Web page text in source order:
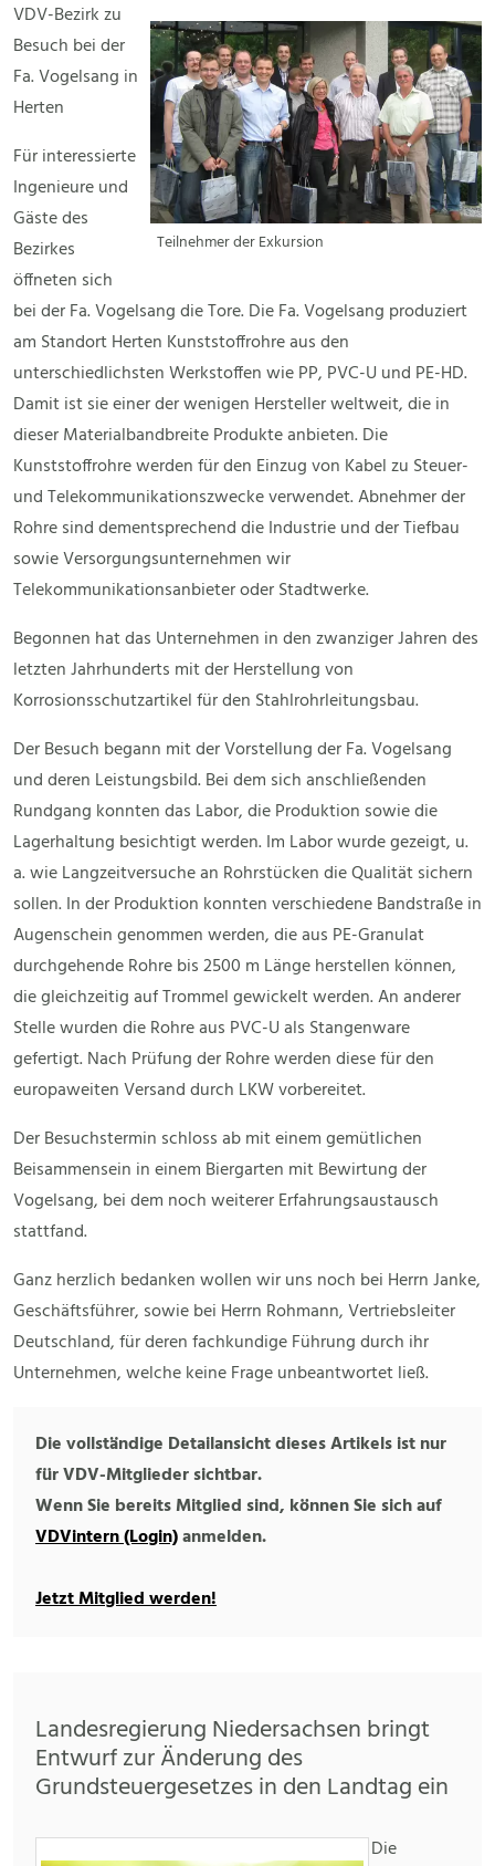
Teilnehmer der Exkursion
VDV-Bezirk zu
Besuch bei der
Fa. Vogelsang in
Herten
Für interessierte
Ingenieure und
Gäste des
Bezirkes
öffneten sich
bei der Fa. Vogelsang die Tore. Die Fa. Vogelsang produziert
am Standort Herten Kunststoffrohre aus den
unterschiedlichsten Werkstoffen wie PP, PVC-U und PE-HD.
Damit ist sie einer der wenigen Hersteller weltweit, die in
dieser Materialbandbreite Produkte anbieten. Die
Kunststoffrohre werden für den Einzug von Kabel zu Steuer-
und Telekommunikationszwecke verwendet. Abnehmer der
Rohre sind dementsprechend die Industrie und der Tiefbau
sowie Versorgungsunternehmen wir
Telekommunikationsanbieter oder Stadtwerke.
Begonnen hat das Unternehmen in den zwanziger Jahren des
letzten Jahrhunderts mit der Herstellung von
Korrosionsschutzartikel für den Stahlrohrleitungsbau.
Der Besuch begann mit der Vorstellung der Fa. Vogelsang
und deren Leistungsbild. Bei dem sich anschließenden
Rundgang konnten das Labor, die Produktion sowie die
Lagerhaltung besichtigt werden. Im Labor wurde gezeigt, u.
a. wie Langzeitversuche an Rohrstücken die Qualität sichern
sollen. In der Produktion konnten verschiedene Bandstraße in
Augenschein genommen werden, die aus PE-Granulat
durchgehende Rohre bis 2500 m Länge herstellen können,
die gleichzeitig auf Trommel gewickelt werden. An anderer
Stelle wurden die Rohre aus PVC-U als Stangenware
gefertigt. Nach Prüfung der Rohre werden diese für den
europaweiten Versand durch LKW vorbereitet.
Der Besuchstermin schloss ab mit einem gemütlichen
Beisammensein in einem Biergarten mit Bewirtung der
Vogelsang, bei dem noch weiterer Erfahrungsaustausch
stattfand.
Ganz herzlich bedanken wollen wir uns noch bei Herrn Janke,
Geschäftsführer, sowie bei Herrn Rohmann, Vertriebsleiter
Deutschland, für deren fachkundige Führung durch ihr
Unternehmen, welche keine Frage unbeantwortet ließ.
Die vollständige Detailansicht dieses Artikels ist nur
für VDV-Mitglieder sichtbar.
Wenn Sie bereits Mitglied sind, können Sie sich auf
VDVintern (Login)anmelden.
Jetzt Mitglied werden!
Landesregierung Niedersachsen bringt
Entwurf zur Änderung des
Grundsteuergesetzes in den Landtag ein
Die